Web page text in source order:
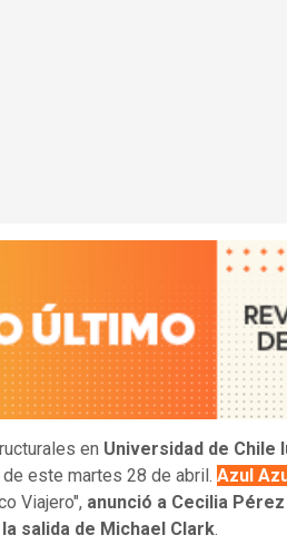
en Universidad de Chile
de este martes 28 de abril. Azul
Viajero", anunció a Cecilia
salida de Michael Clark.